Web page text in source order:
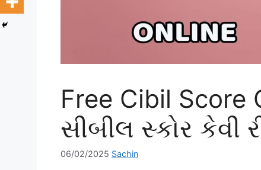
Free Cibil Score
સીબીલ સ્કોર કેવી
06/02/2025 Sachin